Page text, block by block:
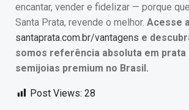
encantar, vender e fidelizar — porque
Santa Prata, revende o melhor. Acesse
santaprata.com.br/vantagens e
somos referência absoluta em prata
semijoias premium no Brasil.
Post Views: 28